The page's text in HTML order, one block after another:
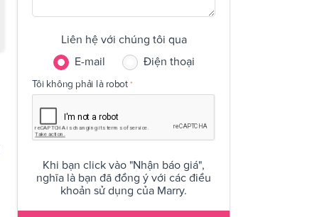
Liên hệ với chúng tôi qua
E-mail
Điện thoại
Tôi không phải là robot
Khi bạn click vào "Nhận báo giá",
nghĩa là bạn đã đồng ý với các điều
khoản sử dụng của Marry.